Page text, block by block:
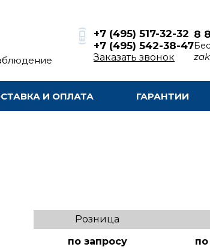
+7 (495) 517-32-32
+7 (495) 542-38-47
Заказать звонок
8
И ОПЛАТА ГАРАНТИИ
Розница
по запросу
по